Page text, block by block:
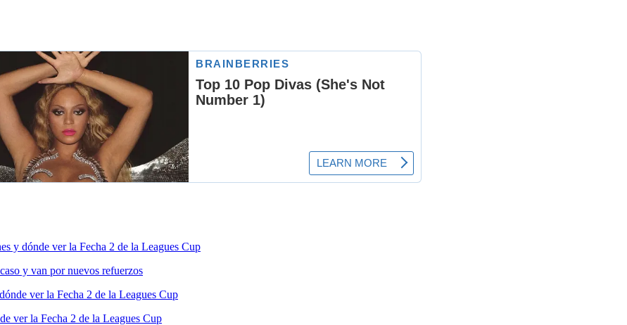
y dónde ver la Fecha 2 de la Leagues Cup
y van por nuevos refuerzos
ver la Fecha 2 de la Leagues Cup
ver la Fecha 2 de la Leagues Cup